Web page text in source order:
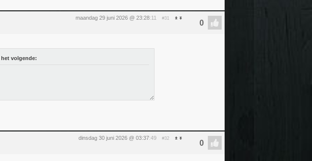
maandag 29 juni 2026 @ 23:28:11 #31
het volgende:
dinsdag 30 juni 2026 @ 03:37:49 #32